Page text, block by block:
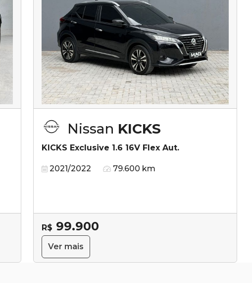
Nissan KICKS
KICKS Exclusive 1.6 16V Flex Aut.
2021/2022 79.600 km
R$ 99.900
Ver mais